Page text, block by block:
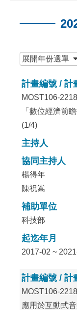
究
展開年份選單
計畫編號 / 計
MOST106-
「數位經濟前
(1/4)
主持人
協同主持人
楊得年
陳祝嵩
補助單位
科技部
起迄年月
2017-02 ~
計畫編號 / 計
MOST106-
應用於互動式